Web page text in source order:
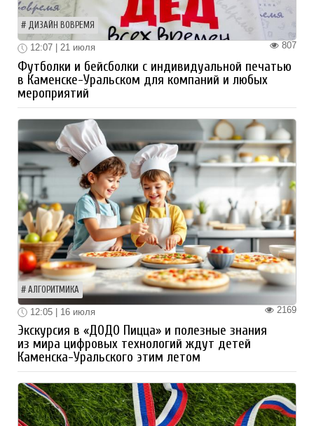
ДИЗАЙН ВОВРЕМЯ
807
12:07 | 21 июля
Футболки и бейсболки с индивидуальной печатью
в Каменске-Уральском для компаний и любых
мероприятий
АЛГОРИТМИКА
2169
12:05 | 16 июля
Экскурсия в «ДОДО Пицца» и полезные знания
из мира цифровых технологий ждут детей
Каменска-Уральского этим летом